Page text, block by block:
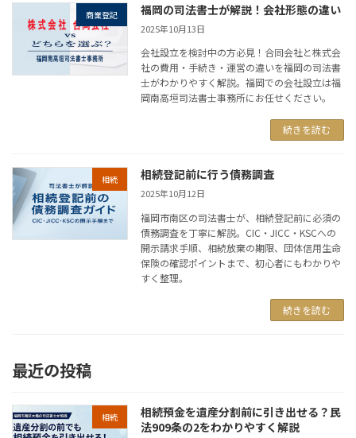
商業登記 福岡の司法書士が解説！会社形態の違い
2025年10月13日
会社設立を検討中の方必見！合同会社と株式会
社の費用・手続き・運営の違いを福岡の司法書
士がわかりやすく解説。福岡での会社設立は福
岡南高垣司法書士事務所にお任せください。
続きを読む
相続 相続登記前に行う債務調査
2025年10月12日
福岡市南区の司法書士が、相続登記前に必須の
債務調査を丁寧に解説。CIC・JICC・KSCへの
開示請求手順、相続放棄の期限、団体信用生命
保険の確認ポイントまで、初心者にもわかりや
すく整理。
続きを読む
最近の投稿
相続
相続預金を遺産分割前に引き出せる？民
法909条の2をわかりやすく解説